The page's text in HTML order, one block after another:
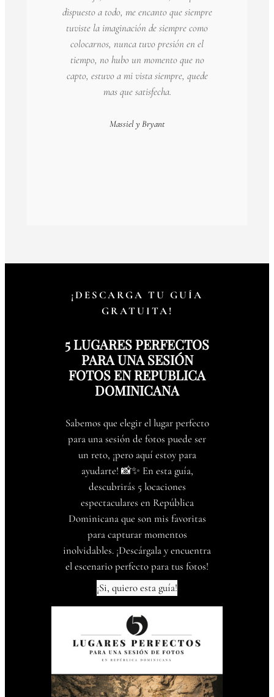
dispuesto a todo, me encanto que siempre
tuviste la imaginación de siempre como
colocarnos, nunca tuvo presión en el
tiempo, no hubo un momento que no
capto, estuvo a mi vista siempre, quede
mas que satisfecha.
Massiel y Bryant
¡DESCARGA TU GUÍA
GRATUITA!
5 LUGARES PERFECTOS
PARA UNA SESIÓN
FOTOS EN REPUBLICA
DOMINICANA
Sabemos que elegir el lugar perfecto
para una sesión de fotos puede ser
un reto, ¡pero aquí estoy para
ayudarte! 📸✨ En esta guía,
descubrirás 5 locaciones
espectaculares en República
Dominicana que son mis favoritas
para capturar momentos
inolvidables. ¡Descárgala y encuentra
el escenario perfecto para tus fotos!
¡Si, quiero esta guía!